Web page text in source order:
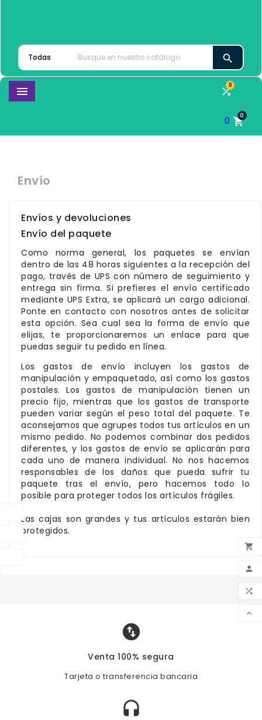





 
0
0 
0
Envío
Envíos y devoluciones
Envío del paquete
Como norma general, los paquetes se envían
dentro de las 48 horas siguientes a la recepción del
pago, través de UPS con número de seguimiento y
entrega sin firma. Si prefieres el envío certificado
mediante UPS Extra, se aplicará un cargo adicional.
Ponte en contacto con nosotros antes de solicitar
esta opción. Sea cual sea la forma de envío que
elijas, te proporcionaremos un enlace para que
puedas seguir tu pedido en línea.
Los gastos de envío incluyen los gastos de
manipulación y empaquetado, así como los gastos
postales. Los gastos de manipulación tienen un
precio fijo, mientras que los gastos de transporte
pueden variar según el peso total del paquete. Te
aconsejamos que agrupes todos tus artículos en un
mismo pedido. No podemos combinar dos pedidos
diferentes, y los gastos de envío se aplicarán para
cada uno de manera individual. No nos hacemos
responsables de los daños que pueda sufrir tu
paquete tras el envío, pero hacemos todo lo
posible para proteger todos los artículos frágiles.
Las cajas son grandes y tus artículos estarán bien
protegidos.

Venta 100% segura
Tarjeta o transferencia bancaria
